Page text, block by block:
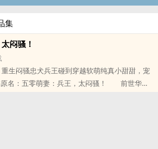
集
闷骚！
重生闷骚忠犬兵王碰到穿越软萌纯真小甜甜，宠
：五零萌妻：兵王，太闷骚！ 前世华国